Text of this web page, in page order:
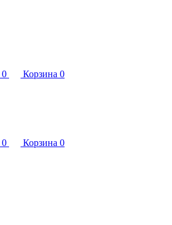
0 Корзина 0
0 Корзина 0